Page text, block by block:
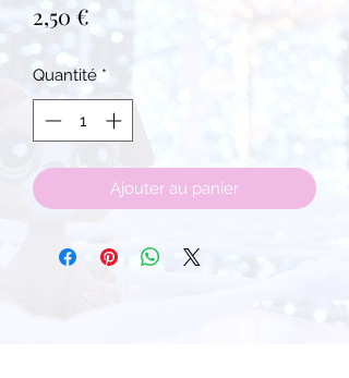
2,50 €
Quantité *
Ajouter au panier